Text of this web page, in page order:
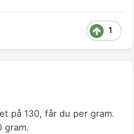
1
på 130, får du per gram.
gram.